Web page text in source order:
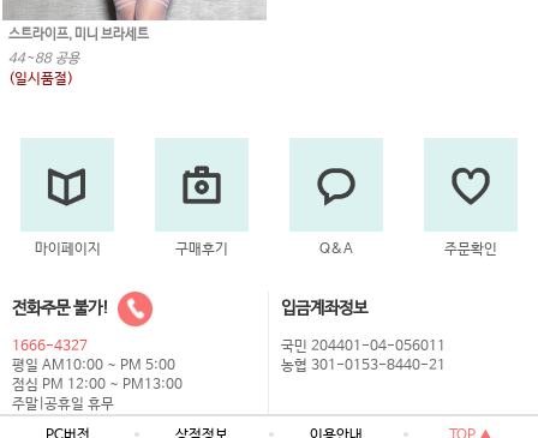
스트라이프, 미니 브라세트
44~88 공용
(일시품절)
마이페이지 구매후기 Q&A 주문확인
전화주문 불가!
1666-4327
평일 AM10:00 ~ PM 5:00
점심 PM 12:00 ~ PM13:00
주말|공휴일 휴무
입금계좌정보
국민 204401-04-056011
농협 301-0153-8440-21